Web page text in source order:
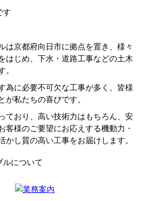
す
は京都府向日市に拠点を置き、様々
はじめ、下水・道路工事などの土木
。
為に必要不可欠な工事が多く、皆様
が私たちの喜びです。
ており、高い技術力はもちろん、安
客様のご要望にお応えする機動力・
かし質の高い工事をお届けします。
ルについて